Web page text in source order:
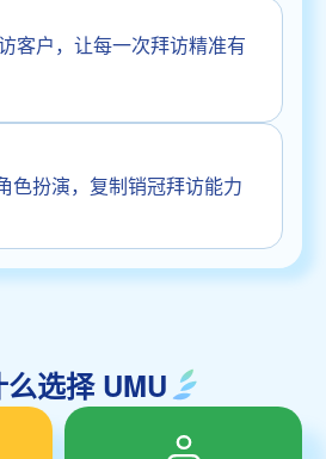
客户，让每一次拜访精准有
色扮演，复制销冠拜访能力
么选择 UMU